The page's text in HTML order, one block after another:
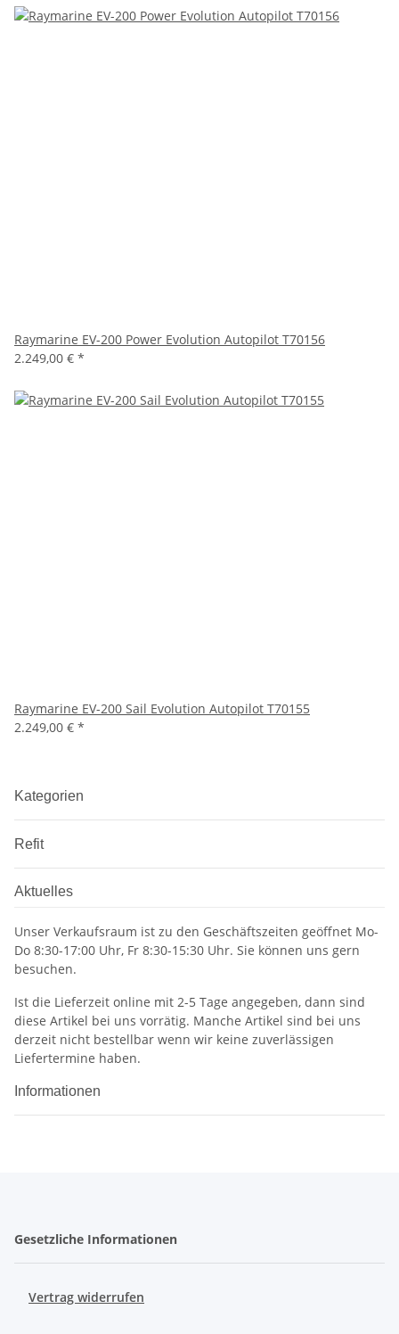
Raymarine EV-200 Power Evolution Autopilot T70156
2.249,00 € *
Raymarine EV-200 Sail Evolution Autopilot T70155
2.249,00 € *
Kategorien
Refit
Aktuelles
Unser Verkaufsraum ist zu den Geschäftszeiten geöffnet Mo-
Do 8:30-17:00 Uhr, Fr 8:30-15:30 Uhr. Sie können uns gern
besuchen.
Ist die Lieferzeit online mit 2-5 Tage angegeben, dann sind
diese Artikel bei uns vorrätig. Manche Artikel sind bei uns
derzeit nicht bestellbar wenn wir keine zuverlässigen
Liefertermine haben.
Informationen
Gesetzliche Informationen
Vertrag widerrufen